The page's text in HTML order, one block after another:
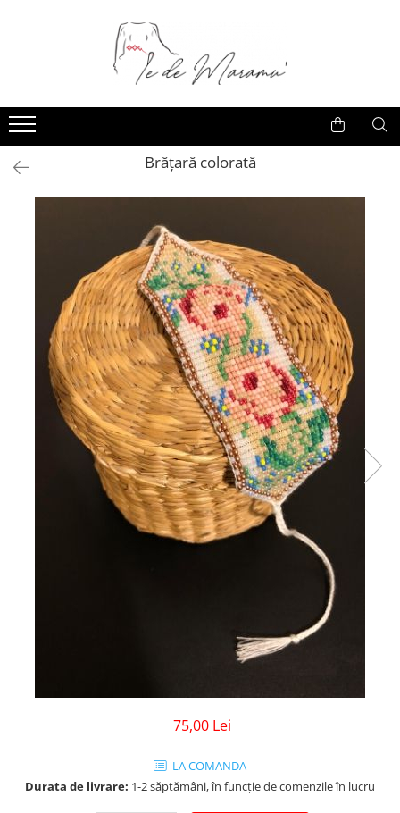
Brățară colorată
75,00 Lei
LA COMANDA
Durata de livrare: 1-2 săptămâni, în funcție de comenzile în lucru